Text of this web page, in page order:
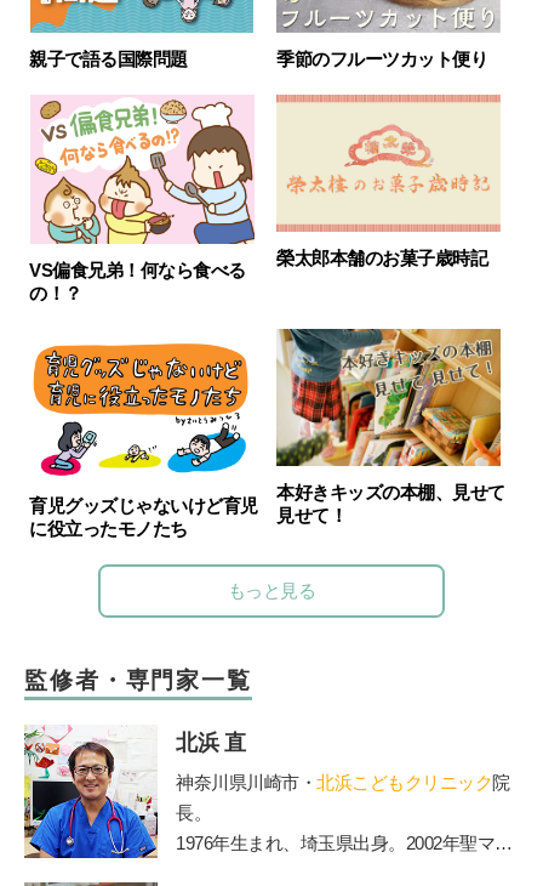
親子で語る国際問題 季節のフルーツカット便り
VS偏食兄弟！何なら食べる
の！？
榮太郎本舗のお菓子歳時記
育児グッズじゃないけど育児
に役立ったモノたち
本好きキッズの本棚、見せて
見せて！
もっと見る
監修者・専門家一覧
北浜 直
神奈川県川崎市・ 北浜こどもクリニック院
長。
1976年生まれ、埼玉県出身。2002年聖マリ